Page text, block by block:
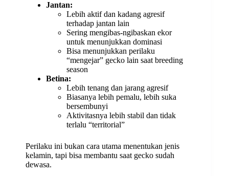
Jantan:
Lebih aktif dan kadang agresif
terhadap jantan lain
Sering mengibas-ngibaskan ekor
untuk menunjukkan dominasi
Bisa menunjukkan perilaku
“mengejar” gecko lain saat breeding
season
Betina:
Lebih tenang dan jarang agresif
Biasanya lebih pemalu, lebih suka
bersembunyi
Aktivitasnya lebih stabil dan tidak
terlalu “territorial”
Perilaku ini bukan cara utama menentukan jenis
kelamin, tapi bisa membantu saat gecko sudah
dewasa.